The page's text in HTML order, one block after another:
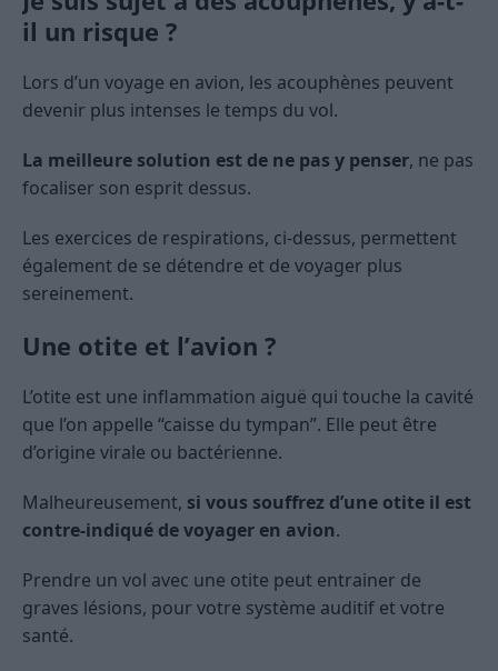
il un risque ?
Lors d’un voyage en avion, les acouphènes peuvent
devenir plus intenses le temps du vol.
La meilleure solution est de ne pas y penser, ne pas
focaliser son esprit dessus.
Les exercices de respirations, ci-dessus, permettent
également de se détendre et de voyager plus
sereinement.
Une otite et l’avion ?
L’otite est une inflammation aiguë qui touche la cavité
que l’on appelle “caisse du tympan”. Elle peut être
d’origine virale ou bactérienne.
Malheureusement, si vous souffrez d’une otite il est
contre-indiqué de voyager en avion.
Prendre un vol avec une otite peut entrainer de
graves lésions, pour votre système auditif et votre
santé.